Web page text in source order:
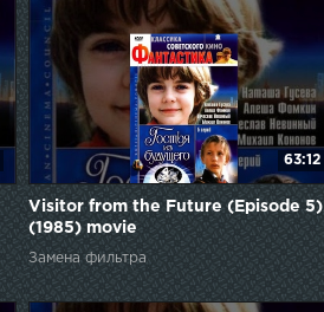
63:12
Visitor from the Future (Episode 5)
(1985) movie
Замена фильтра